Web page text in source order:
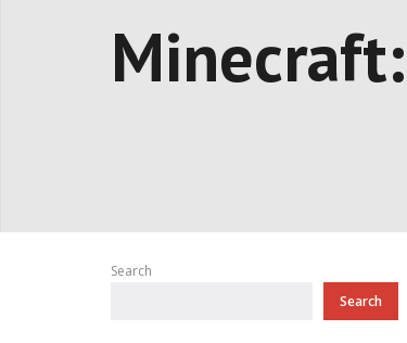
Search
Search